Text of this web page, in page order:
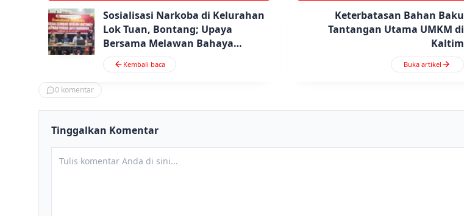
Sosialisasi Narkoba di Kelurahan
Lok Tuan, Bontang; Upaya
Bersama Melawan Bahaya
Narkoba
Kembali baca
Keterbatasan Bahan Baku
Tantangan Utama UMKM di
Kaltim
Buka artikel
0 komentar
Tinggalkan Komentar